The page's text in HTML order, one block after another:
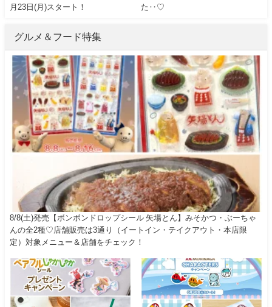
月23日(月)スタート！
た‥♡
グルメ＆フード特集
8/8(土)発売【ボンボンドロップシール 矢場とん】みそかつ・ぶーちゃ
んの全2種♡店舗販売は3通り（イートイン・テイクアウト・本店限
定）対象メニュー＆店舗をチェック！